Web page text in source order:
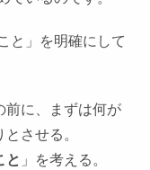
と」を明確にして
前に、まずは何が
させる。
と 」を考える。